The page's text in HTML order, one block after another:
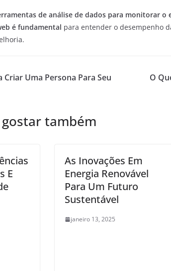
de análise de dados para monitorar o
é fundamental para entender o desempenho
Criar Uma Persona Para Seu
O
também
E
As Inovações Em
Energia Renovável
Para Um Futuro
Sustentável
janeiro 13, 2025